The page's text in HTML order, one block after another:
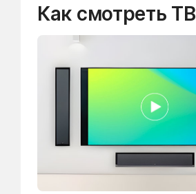
Как смотреть ТВ